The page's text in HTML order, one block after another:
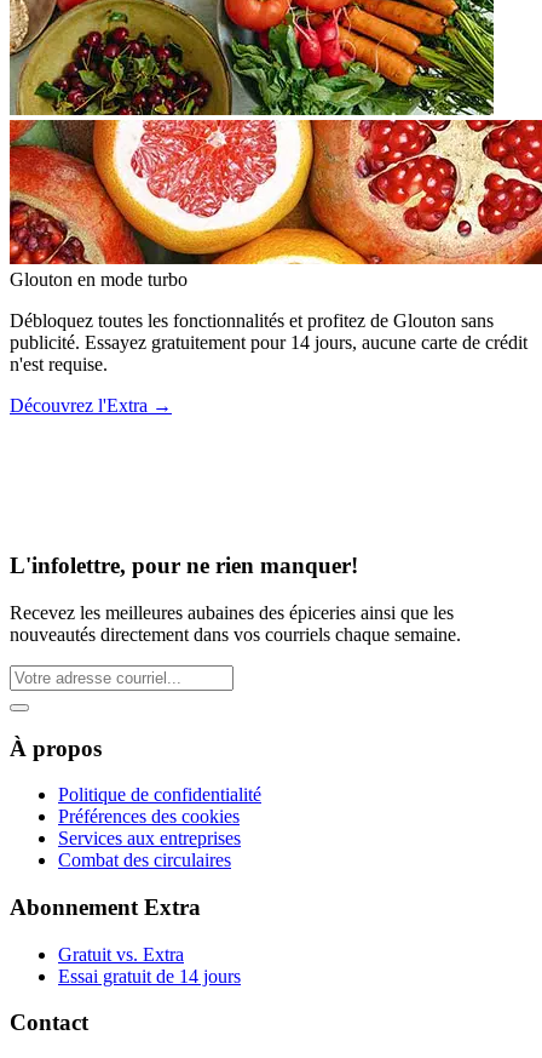
Glouton en mode turbo
Débloquez toutes les fonctionnalités et profitez de Glouton sans
publicité. Essayez gratuitement pour 14 jours, aucune carte de crédit
n'est requise.
Découvrez l'Extra →
L'infolettre, pour ne rien manquer!
Recevez les meilleures aubaines des épiceries ainsi que les
nouveautés directement dans vos courriels chaque semaine.
À propos
Politique de confidentialité
Préférences des cookies
Services aux entreprises
Combat des circulaires
Abonnement Extra
Gratuit vs. Extra
Essai gratuit de 14 jours
Contact